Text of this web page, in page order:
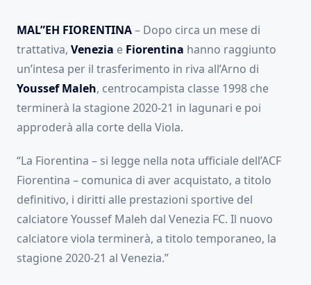
MAL”EH FIORENTINA– Dopo circa un mese di
trattativa, Venezia e Fiorentina hanno raggiunto
un’intesa per il trasferimento in riva all’Arno di
Youssef Maleh, centrocampista classe 1998 che
terminerà la stagione 2020-21 in lagunari e poi
approderà alla corte della Viola.
“La Fiorentina – si legge nella nota ufficiale dell’ACF
Fiorentina – comunica di aver acquistato, a titolo
definitivo, i diritti alle prestazioni sportive del
calciatore Youssef Maleh dal Venezia FC. Il nuovo
calciatore viola terminerà, a titolo temporaneo, la
stagione 2020-21 al Venezia.”